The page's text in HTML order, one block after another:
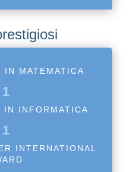
IN MATEMATICA
1
IN INFORMATICA
1
INTERNATIONAL